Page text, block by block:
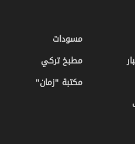
مسودات
مطبخ تركي
مكتبة "زمان"